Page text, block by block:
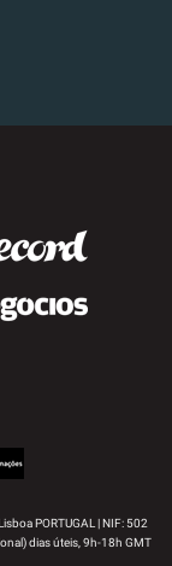
PORTUGAL | NIF: 502
dias úteis, 9h-18h GMT